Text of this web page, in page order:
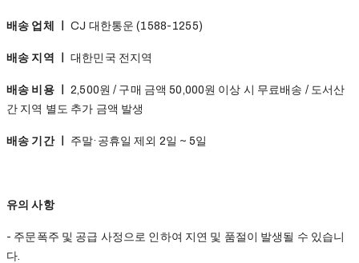
배송 업체 ㅣCJ 대한통운 (1588-1255)
배송 지역 ㅣ대한민국 전지역
배송 비용 ㅣ2,500원 / 구매 금액 50,000원 이상 시 무료배송 / 도서산
간 지역 별도 추가 금액 발생
배송 기간 ㅣ 주말·공휴일 제외 2일 ~ 5일
유의 사항
- 주문폭주 및 공급 사정으로 인하여 지연 및 품절이 발생될 수 있습니
다.